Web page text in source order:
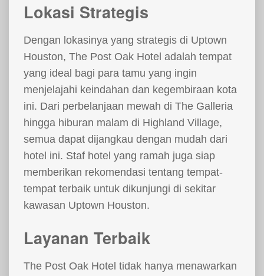
Lokasi Strategis
Dengan lokasinya yang strategis di Uptown
Houston, The Post Oak Hotel adalah tempat
yang ideal bagi para tamu yang ingin
menjelajahi keindahan dan kegembiraan kota
ini. Dari perbelanjaan mewah di The Galleria
hingga hiburan malam di Highland Village,
semua dapat dijangkau dengan mudah dari
hotel ini. Staf hotel yang ramah juga siap
memberikan rekomendasi tentang tempat-
tempat terbaik untuk dikunjungi di sekitar
kawasan Uptown Houston.
Layanan Terbaik
The Post Oak Hotel tidak hanya menawarkan